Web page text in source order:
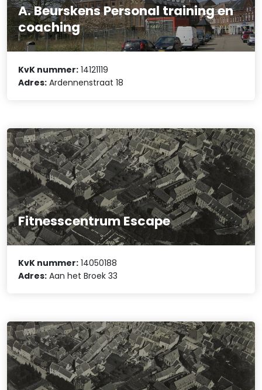
A. Beurskens Personal training en
coaching
KvK nummer: 14121119
Adres: Ardennenstraat 18
Fitnesscentrum Escape
KvK nummer: 14050188
Adres: Aan het Broek 33